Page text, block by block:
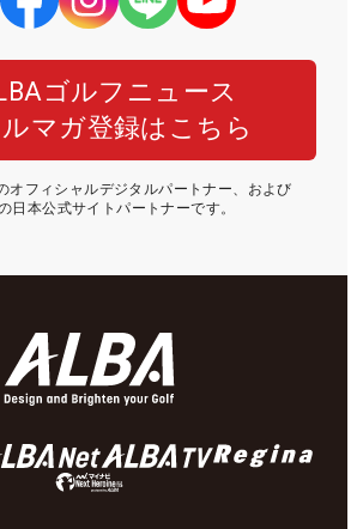
ゴルフニュース
マガ登録はこちら
オフィシャルデジタルパートナー、および
日本公式サイトパートナーです。